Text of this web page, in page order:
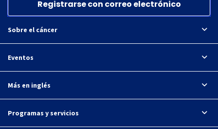
Registrarse con correo electrónico
Sobre el cáncer
Eventos
Más en inglés
Programas y servicios